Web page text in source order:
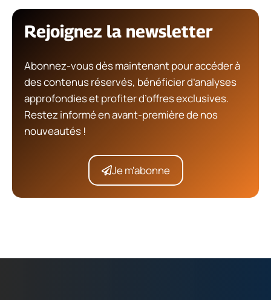
Rejoignez la newsletter
Abonnez-vous dès maintenant pour accéder à
des contenus réservés, bénéficier d’analyses
approfondies et profiter d’offres exclusives.
Restez informé en avant-première de nos
nouveautés !
Je m'abonne